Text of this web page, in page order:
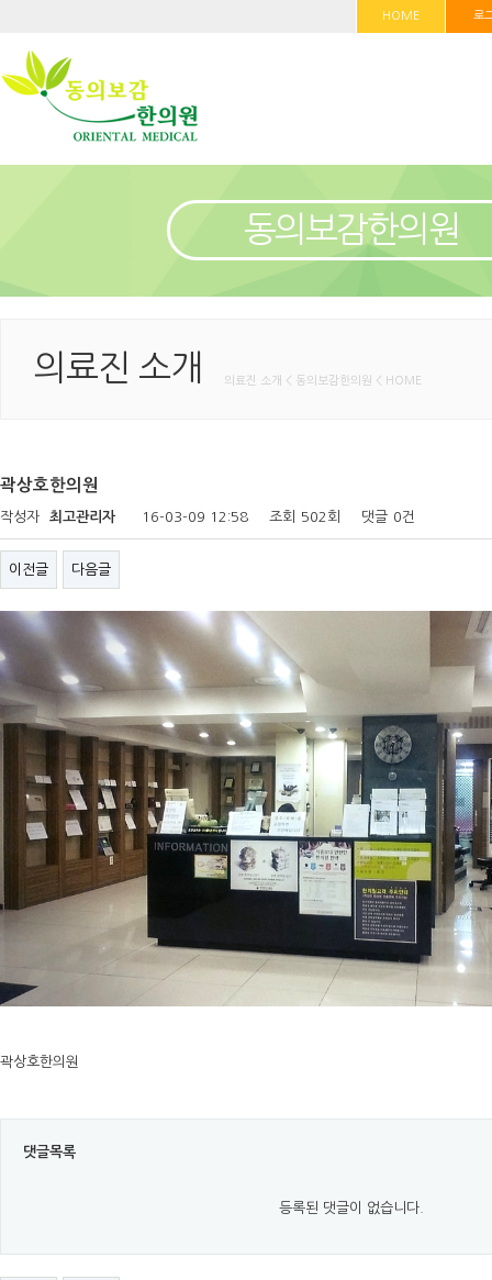
HOME 로
동의보감한의원
의료진 소개 의료진 소개 < 동의보감한의원 < HOME
곽상호한의원
작성자 최고관리자 16-03-09 12:58 조회 502회 댓글 0건
이전글 다음글
곽상호한의원
댓글목록
등록된 댓글이 없습니다.